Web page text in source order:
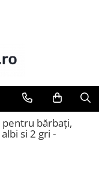
pentru bărbați,
si 2 gri -